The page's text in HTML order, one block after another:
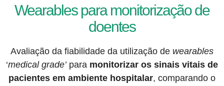
Wearables para monitorização de
doentes
Avaliação da fiabilidade da utilização de wearables
‘medical grade’para monitorizar os sinais vitais de
pacientes em ambiente hospitalar, comparando o